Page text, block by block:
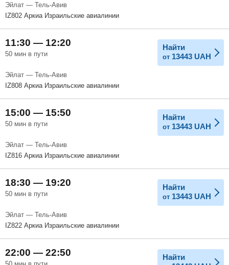
Эйлат — Тель-Авив
IZ802 Аркиа Израильские авиалинии
11:30 — 12:20
50 мин в пути
Найти
от 13443 UAH
Эйлат — Тель-Авив
IZ808 Аркиа Израильские авиалинии
15:00 — 15:50
50 мин в пути
Найти
от 13443 UAH
Эйлат — Тель-Авив
IZ816 Аркиа Израильские авиалинии
18:30 — 19:20
50 мин в пути
Найти
от 13443 UAH
Эйлат — Тель-Авив
IZ822 Аркиа Израильские авиалинии
22:00 — 22:50
50 мин в пути
Найти